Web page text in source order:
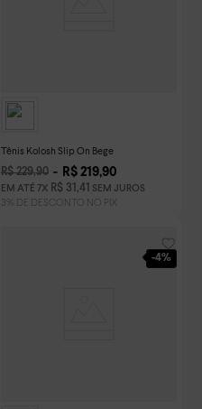
Tênis Kolosh Slip On Bege
R$ 229,90 R$ 219,90
EM ATÉ 7X R$ 31 ,41 SEM JUROS
-4%